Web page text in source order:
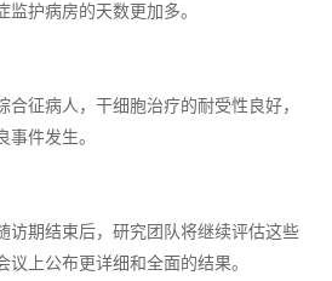
护病房的天数更加多。
合征病人，干细胞治疗的耐受性良好，
事件发生。
访期结束后，研究团队将继续评估这些
上公布更详细和全面的结果。